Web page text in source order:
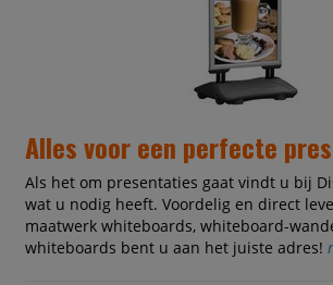
Alles voor een perfecte
Als het om presentaties gaat vindt u bij
wat u nodig heeft. Voordelig en direct
maatwerk whiteboards, whiteboard-
whiteboards bent u aan het juiste adres!